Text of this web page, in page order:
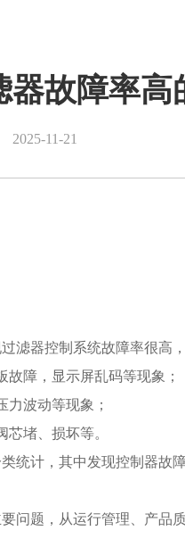
器故障率高
2025-11-21
滤器控制系统故障率很高
障，显示屏乱码等现象；
力波动等现象；
堵、损坏等。
统计，其中发现控制器故
问题，从运行管理、产品